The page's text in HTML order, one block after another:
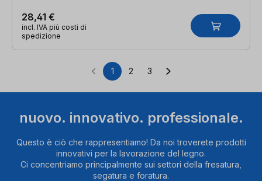
28,41 €
incl. IVA più costi di
spedizione
Pagina
1 Pagina
2 Pagina
3
nuovo. innovativo. professionale.
Questo è ciò che rappresentiamo! Da noi troverete prodotti
innovativi per la lavorazione del legno.
Ci concentriamo principalmente sui settori della fresatura,
segatura e foratura.